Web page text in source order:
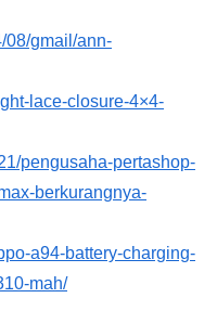
08/gmail/ann-
lace-closure-4×4-
pengusaha-pertashop-
berkurangnya-
a94-battery-charging-
mah/